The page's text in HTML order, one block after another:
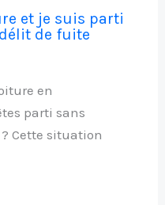
et je suis parti
de fuite
en
parti sans
Cette situation